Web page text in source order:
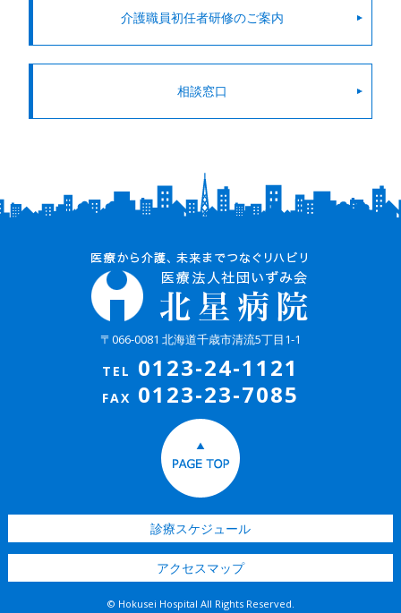
介護職員初任者研修のご案内
相談窓口
〒066-0081 北海道千歳市清流5丁目1-1
TEL 0123-24-1121
FAX 0123-23-7085
診療スケジュール
アクセスマップ
© Hokusei Hospital All Rights Reserved.